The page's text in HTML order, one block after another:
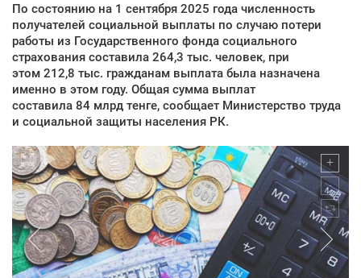
По состоянию на 1 сентября 2025 года численность
получателей социальной выплаты по случаю потери
работы из Государственного фонда социального
страхования составила 264,3 тыс. человек, при
этом 212,8 тыс. гражданам выплата была назначена
именно в этом году. Общая сумма выплат
составила 84 млрд тенге, сообщает Министерство труда
и социальной защиты населения РК.